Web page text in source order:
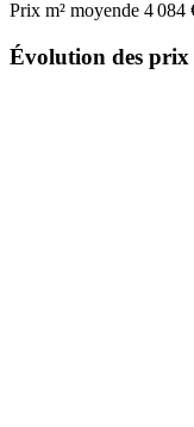
Prix m² moyende 4 084
Évolution des prix